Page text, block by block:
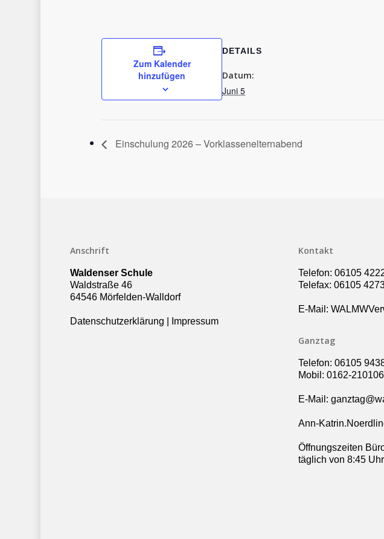
Zum Kalender
hinzufügen
DETAILS
Datum:
Juni 5
Einschulung 2026 – Vorklassenelternabend
Anschrift
Waldenser Schule
Waldstraße 46
64546 Mörfelden-Walldorf
Datenschutzerklärung Impressum
Kontakt
Telefon: 06105
Telefax: 06105
E-Mail:
Ganztag
Telefon: 06105
Mobil: 0162-
E-Mail:
Ann-
Öffnungszeiten
täglich von 8:45